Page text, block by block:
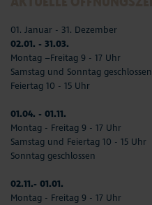
01. Januar - 31. Dezember
02.01. - 31.03.
Montag –Freitag 9 - 17 Uhr
Samstag und Sonntag geschlossen
Feiertag 10 - 15 Uhr
01.04. - 01.11.
Montag - Freitag 9 - 17 Uhr
Samstag und Feiertag 10 - 15 Uhr
Sonntag geschlossen
02.11.- 01.01.
Montag - Freitag 9 - 17 Uhr